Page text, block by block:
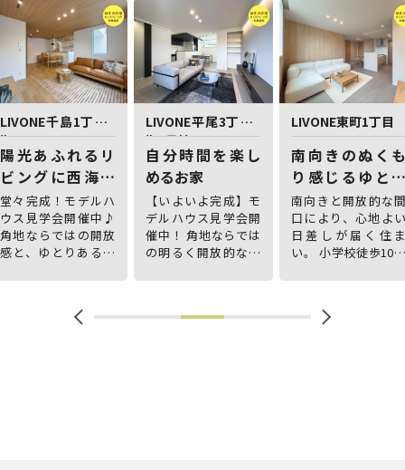
LIVONE千島1丁目2
期
陽光あふれるリ
ビングに西海岸
を感じるお家
堂々完成！モデルハ
ウス見学会開催中♪
角地ならではの開放
感と、ゆとりある間
です。
LIVONE平尾3丁目2
期1号地
自分時間を楽し
めるお家
【いよいよ完成】モ
デルハウス見学会開
催中！ 角地ならでは
の明るく開放的な住
LIVONE東町1丁目
南向きのぬくも
り感じるゆとり
間口のお家
南向きと開放的な間
口により、心地よい
日差しが届く住ま
い。 小学校徒歩10分
しい立地です。